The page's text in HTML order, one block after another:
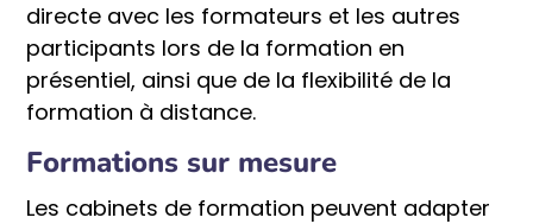
directe avec les formateurs et les autres
participants lors de la formation en
présentiel, ainsi que de la flexibilité de la
formation à distance.
Formations sur mesure
Les cabinets de formation peuvent adapter